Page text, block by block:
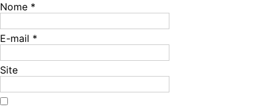
Nome *
E-mail *
Site